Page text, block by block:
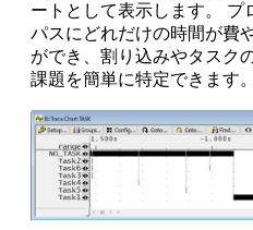
ートとして表示します。 プ
パスにどれだけの時間が費
ができ、割り込みやタスク
課題を簡単に特定できます。